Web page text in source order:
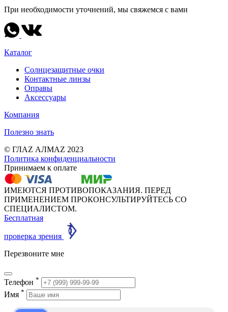
При необходимости уточнений, мы свяжемся с вами
Каталог
Солнцезащитные очки
Контактные линзы
Оправы
Аксессуары
Компания
Полезно знать
© ГЛАZ АЛМАZ 2023
Политика конфиденциальности
Принимаем к оплате
ИМЕЮТСЯ ПРОТИВОПОКАЗАНИЯ. ПЕРЕД
ПРИМЕНЕНИЕМ ПРОКОНСУЛЬТИРУЙТЕСЬ СО
СПЕЦИАЛИСТОМ.
Бесплатная
проверка зрения
Перезвоните мне
Телефон *
Имя *